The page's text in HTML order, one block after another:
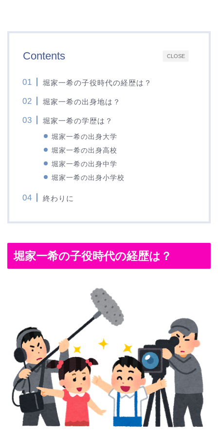
CLOSE
Contents
堀家一希の子役時代の経歴は？
堀家一希の出身地は？
堀家一希の学歴は？
堀家一希の出身大学
堀家一希の出身高校
堀家一希の出身中学
堀家一希の出身小学校
終わりに
堀家一希の子役時代の経歴は？